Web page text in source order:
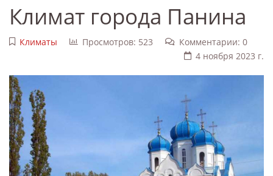
Климат города Панина
Климаты Просмотров: 523
Комментарии: 0
4 ноября 2023 г.